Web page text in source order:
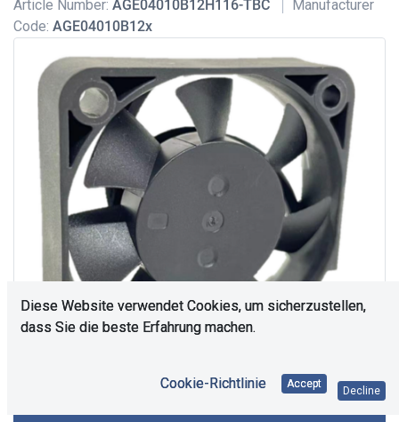
Article Number: AGE04010B12H116-TBC
Manufacturer
Code: AGE04010B12x
Diese Website verwendet Cookies, um sicherzustellen,
dass Sie die beste Erfahrung machen.
Cookie-Richtlinie Accept
Decline